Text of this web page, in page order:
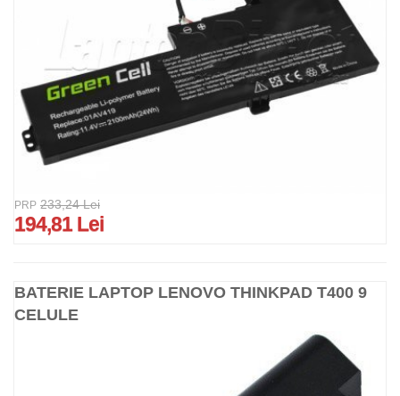
PRP 233,24 Lei
194,81 Lei
BATERIE LAPTOP LENOVO THINKPAD T400 9
CELULE